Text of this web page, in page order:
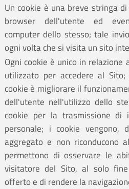
Un cookie è una breve stringa
browser dell'utente ed
computer dello stesso; tale
ogni volta che si visita un sito
Ogni cookie è unico in
utilizzato per accedere al
cookie è migliorare il
dell'utente nell'utilizzo dello
cookie per la trasmissione di
personale; i cookie
aggregato e non riconducono
permettono di osservare le
visitatore del Sito, al solo
offerto e di rendere la